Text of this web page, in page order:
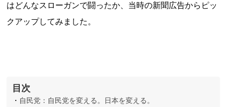
はどんなスローガンで闘ったか、当時の新聞広告からピッ
クアップしてみました。
目次
自民党：自民党を変える。日本を変える。